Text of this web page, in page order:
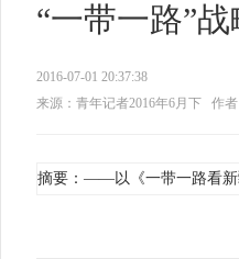
“一带一路”
2016-07-01 20:37:38
来源：青年记者2016年6月下
作
摘要：——以《一带一路看新